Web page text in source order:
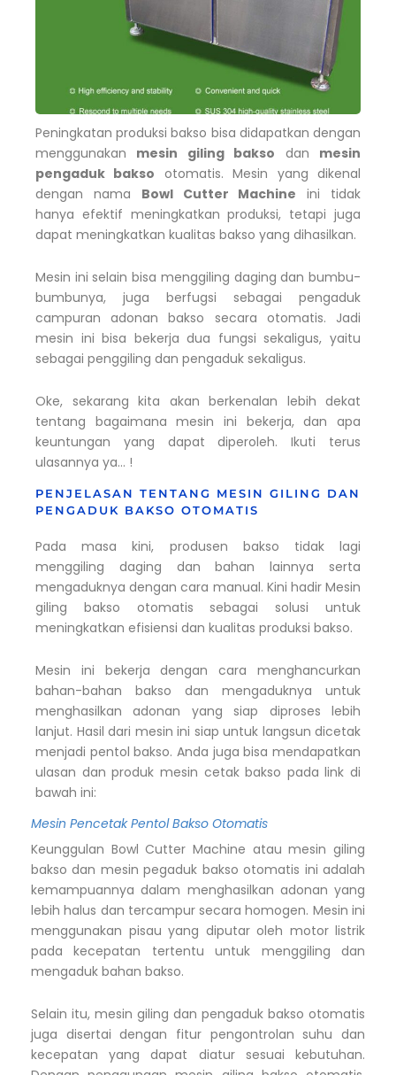
Peningkatan produksi bakso bisa didapatkan dengan
menggunakan mesin giling bakso dan mesin
pengaduk bakso otomatis. Mesin yang dikenal
dengan nama Bowl Cutter Machine ini tidak
hanya efektif meningkatkan produksi, tetapi juga
dapat meningkatkan kualitas bakso yang dihasilkan.
Mesin ini selain bisa menggiling daging dan bumbu-
bumbunya, juga berfugsi sebagai pengaduk
campuran adonan bakso secara otomatis. Jadi
mesin ini bisa bekerja dua fungsi sekaligus, yaitu
sebagai penggiling dan pengaduk sekaligus.
Oke, sekarang kita akan berkenalan lebih dekat
tentang bagaimana mesin ini bekerja, dan apa
keuntungan yang dapat diperoleh. Ikuti terus
ulasannya ya… !
PENJELASAN TENTANG MESIN GILING DAN
PENGADUK BAKSO OTOMATIS
Pada masa kini, produsen bakso tidak lagi
menggiling daging dan bahan lainnya serta
mengaduknya dengan cara manual. Kini hadir Mesin
giling bakso otomatis sebagai solusi untuk
meningkatkan efisiensi dan kualitas produksi bakso.
Mesin ini bekerja dengan cara menghancurkan
bahan-bahan bakso dan mengaduknya untuk
menghasilkan adonan yang siap diproses lebih
lanjut. Hasil dari mesin ini siap untuk langsun dicetak
menjadi pentol bakso. Anda juga bisa mendapatkan
ulasan dan produk mesin cetak bakso pada link di
bawah ini:
Mesin Pencetak Pentol Bakso Otomatis
Keunggulan Bowl Cutter Machine atau mesin giling
bakso dan mesin pegaduk bakso otomatis ini adalah
kemampuannya dalam menghasilkan adonan yang
lebih halus dan tercampur secara homogen. Mesin ini
menggunakan pisau yang diputar oleh motor listrik
pada kecepatan tertentu untuk menggiling dan
mengaduk bahan bakso.
Selain itu, mesin giling dan pengaduk bakso otomatis
juga disertai dengan fitur pengontrolan suhu dan
kecepatan yang dapat diatur sesuai kebutuhan.